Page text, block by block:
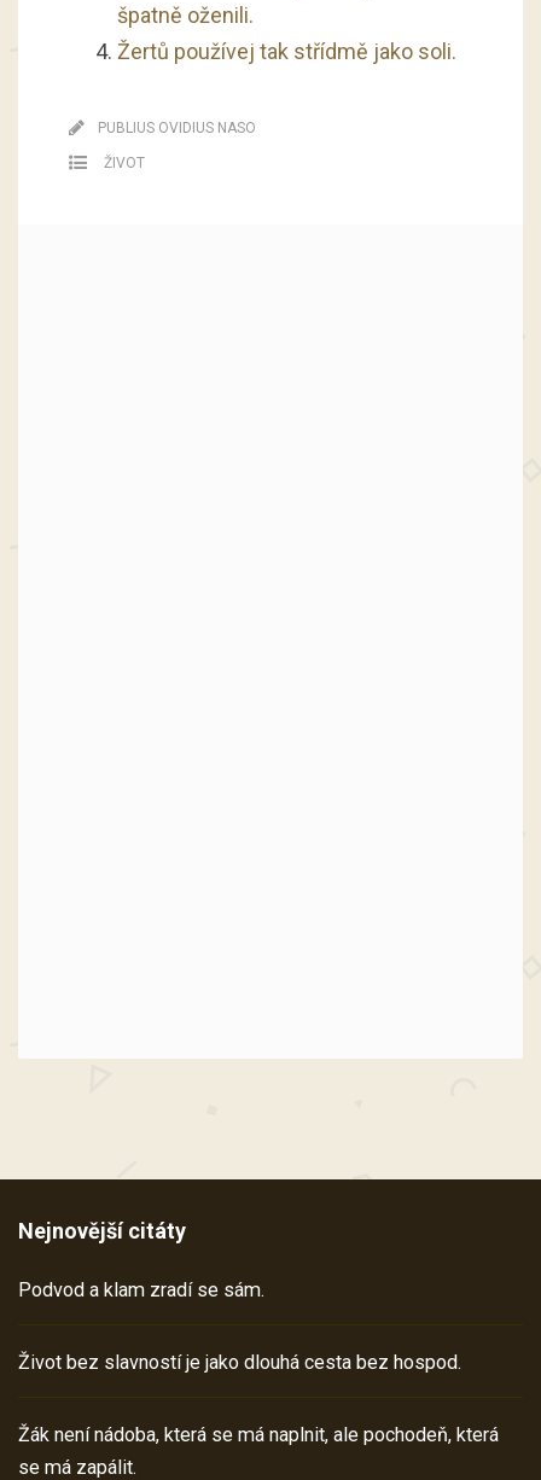
špatně oženili.
Žertů používej tak střídmě jako soli.
PUBLIUS OVIDIUS NASO
ŽIVOT
Nejnovější citáty
Podvod a klam zradí se sám.
Život bez slavností je jako dlouhá cesta bez hospod.
Žák není nádoba, která se má naplnit, ale pochodeň, která
se má zapálit.